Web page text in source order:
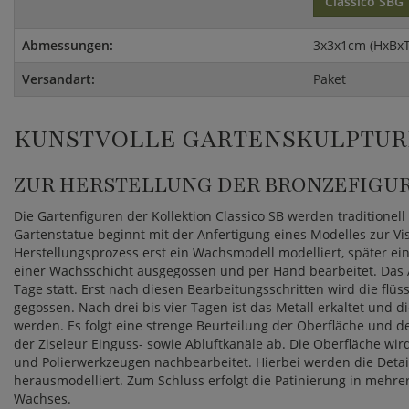
Abmessungen:
3x3x1cm
Versandart:
Paket
KUNSTVOLLE
ZUR HERSTELLUNG DER
Die Gartenfiguren der Kollektion Classico SB werden
Gartenstatue beginnt mit der Anfertigung eines Modelles zur
Herstellungsprozess erst ein Wachsmodell modelliert, später
einer Wachsschicht ausgegossen und per Hand bearbeitet.
Tage statt. Erst nach diesen Bearbeitungsschritten wird die
gegossen. Nach drei bis vier Tagen ist das Metall erkaltet und
werden. Es folgt eine strenge Beurteilung der Oberfläche und
der Ziseleur Einguss- sowie Abluftkanäle ab. Die Oberfläche
und Polierwerkzeugen nachbearbeitet. Hierbei werden die
herausmodelliert. Zum Schluss erfolgt die Patinierung in
Wachses.